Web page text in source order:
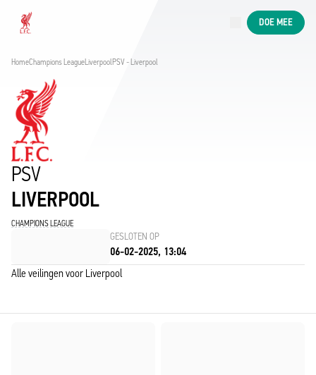
Now live
DOE MEE
HomeChampions LeagueLiverpoolPSV - Liverpool
PSV
LIVERPOOL
CHAMPIONS LEAGUE
GESLOTEN OP
06-02-2025, 13:04
Alle veilingen voor Liverpool